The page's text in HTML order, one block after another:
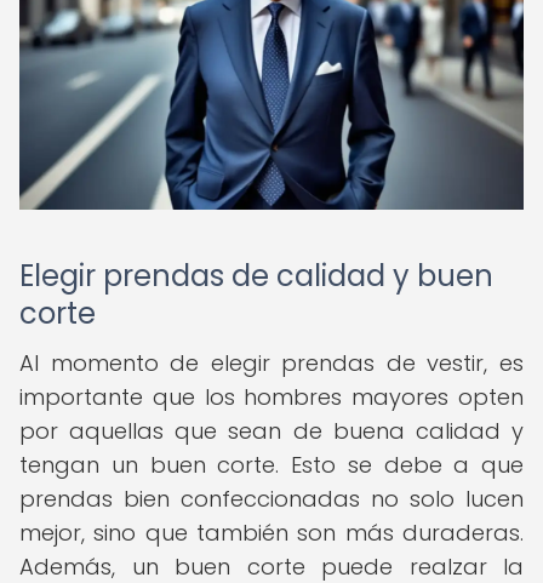
Elegir prendas de calidad y buen
corte
Al momento de elegir prendas de vestir, es
importante que los hombres mayores opten
por aquellas que sean de buena calidad y
tengan un buen corte. Esto se debe a que
prendas bien confeccionadas no solo lucen
mejor, sino que también son más duraderas.
Además, un buen corte puede realzar la